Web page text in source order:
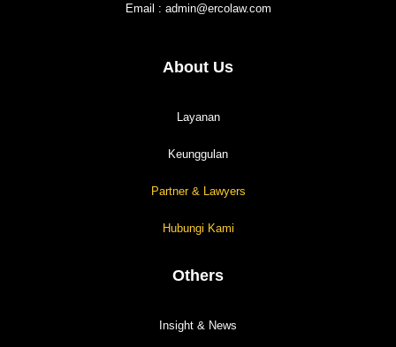
Email : admin@ercolaw.com
About Us
Layanan
Keunggulan
Partner & Lawyers
Hubungi Kami
Others
Insight & News